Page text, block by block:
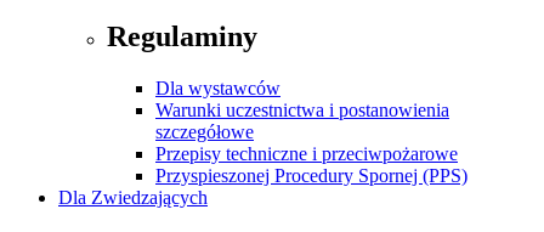
Regulaminy
Dla wystawców
Warunki uczestnictwa i postanowienia
szczegółowe
Przepisy techniczne i przeciwpożarowe
Przyspieszonej Procedury Spornej (PPS)
Dla Zwiedzających